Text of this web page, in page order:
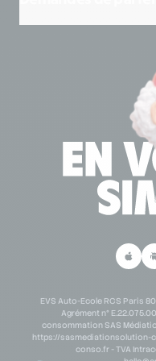
Lexique code de la route
Personne en situation de
Demande de partenariat
Demande de partenariat
EVS Auto-Ecole RCS Paris
Agrément n°
consommation SAS
https://sasmediationsolution-
conso.fr - TVA